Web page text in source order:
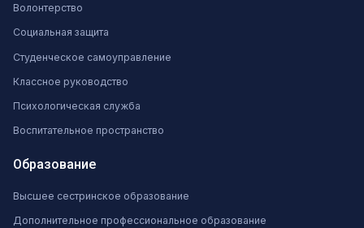
Волонтерство
Социальная защита
Студенческое самоуправление
Классное руководство
Психологическая служба
Воспитательное пространство
Образование
Высшее сестринское образование
Дополнительное профессиональное образование